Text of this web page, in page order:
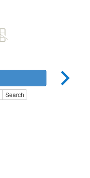
Search